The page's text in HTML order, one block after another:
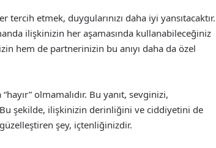
etmek, duygularınızı daha iyi yansıtacaktır.
ilişkinizin her aşamasında kullanabileceğiniz
hem de partnerinizin bu anıyı daha da özel
olmamalıdır. Bu yanıt, sevginizi,
Bu şekilde, ilişkinizin derinliğini ve ciddiyetini de
şey, içtenliğinizdir.